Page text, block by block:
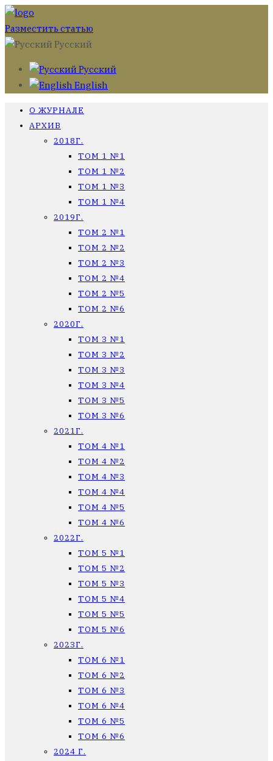
Разместить статью
Русский
Русский
English
О ЖУРНАЛЕ
АРХИВ
2018Г.
ТОМ 1 №1
ТОМ 1 №2
ТОМ 1 №3
ТОМ 1 №4
2019Г.
ТОМ 2 №1
ТОМ 2 №2
ТОМ 2 №3
ТОМ 2 №4
ТОМ 2 №5
ТОМ 2 №6
2020Г.
ТОМ 3 №1
ТОМ 3 №2
ТОМ 3 №3
ТОМ 3 №4
ТОМ 3 №5
ТОМ 3 №6
2021Г.
ТОМ 4 №1
ТОМ 4 №2
ТОМ 4 №3
ТОМ 4 №4
ТОМ 4 №5
ТОМ 4 №6
2022Г.
ТОМ 5 №1
ТОМ 5 №2
ТОМ 5 №3
ТОМ 5 №4
ТОМ 5 №5
ТОМ 5 №6
2023Г.
ТОМ 6 №1
ТОМ 6 №2
ТОМ 6 №3
ТОМ 6 №4
ТОМ 6 №5
ТОМ 6 №6
2024 Г.